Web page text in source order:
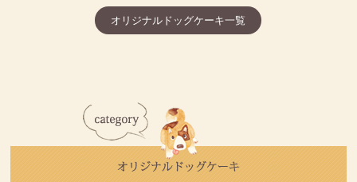
オリジナルドッグケーキ一覧